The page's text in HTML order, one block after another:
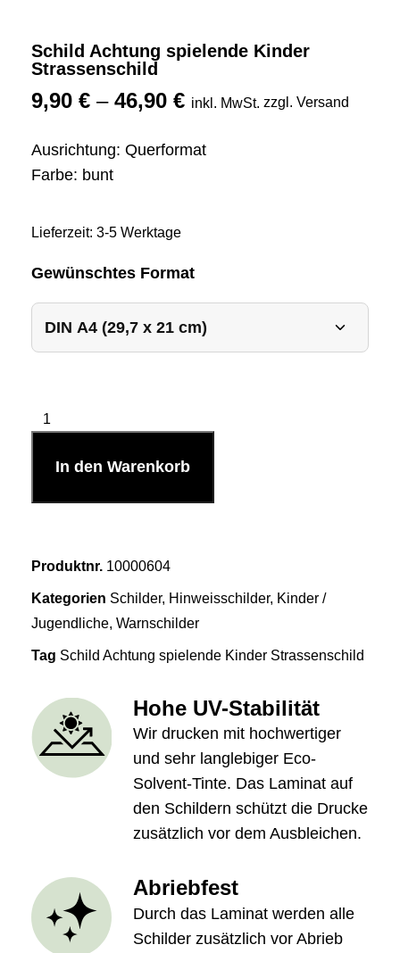
Schild Achtung spielende Kinder
Strassenschild
9,90 € – 46,90 € inkl. MwSt. zzgl. Versand
Ausrichtung: Querformat
Farbe: bunt
Lieferzeit: 3-5 Werktage
Gewünschtes Format
In den Warenkorb
Produktnr. 10000604
Kategorien Schilder, Hinweisschilder, Kinder /
Jugendliche, Warnschilder
Tag Schild Achtung spielende Kinder Strassenschild
Hohe UV-Stabilität
Wir drucken mit hochwertiger
und sehr langlebiger Eco-
Solvent-Tinte. Das Laminat auf
den Schildern schützt die Drucke
zusätzlich vor dem Ausbleichen.
Abriebfest
Durch das Laminat werden alle
Schilder zusätzlich vor Abrieb